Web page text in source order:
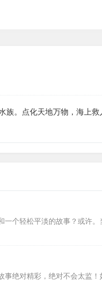
。点化天地万物，海上救
一个轻松平淡的故事？或许。
事绝对精彩，绝对不会太监！